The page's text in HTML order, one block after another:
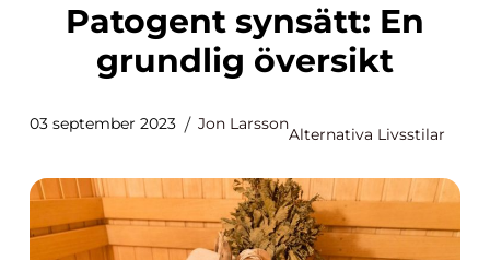
Patogent synsätt: En
grundlig översikt
03 september 2023 Jon Larsson
Alternativa Livsstilar